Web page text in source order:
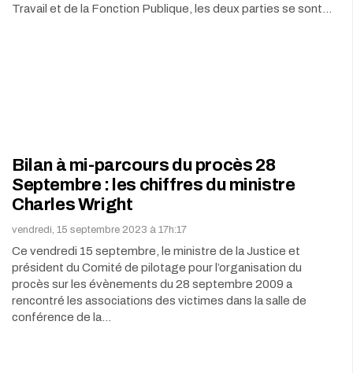
Travail et de la Fonction Publique, les deux parties se sont…
Bilan à mi-parcours du procès 28
Septembre : les chiffres du ministre
Charles Wright
vendredi, 15 septembre 2023 à 17h:17
Ce vendredi 15 septembre, le ministre de la Justice et
président du Comité de pilotage pour l’organisation du
procès sur les évènements du 28 septembre 2009 a
rencontré les associations des victimes dans la salle de
conférence de la…